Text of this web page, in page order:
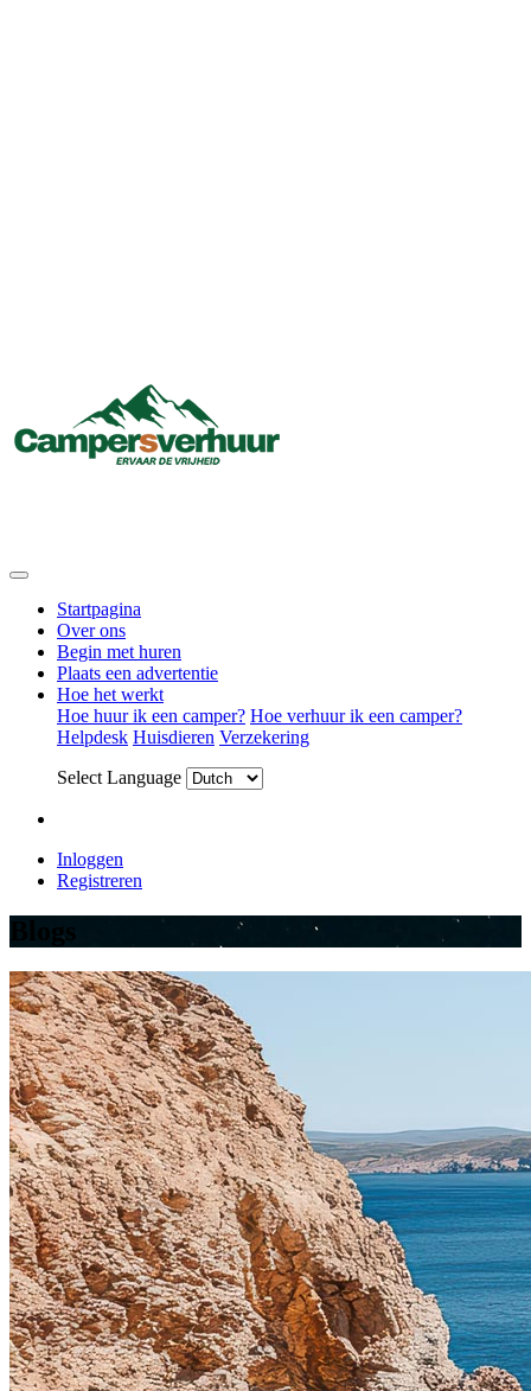
Startpagina
Over ons
Begin met huren
Plaats een advertentie
Hoe het werkt
Hoe huur ik een camper? Hoe verhuur ik een camper?
Helpdesk Huisdieren Verzekering
Select Language
Inloggen
Registreren
Blogs